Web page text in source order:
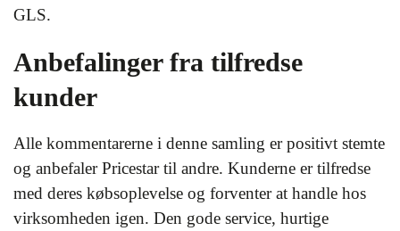
GLS.
Anbefalinger fra tilfredse
kunder
Alle kommentarerne i denne samling er positivt stemte
og anbefaler Pricestar til andre. Kunderne er tilfredse
med deres købsoplevelse og forventer at handle hos
virksomheden igen. Den gode service, hurtige